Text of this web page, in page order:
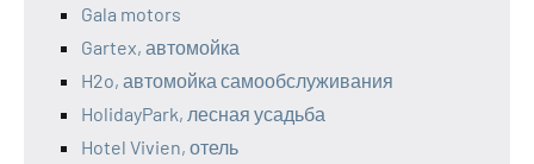
Gala motors
Gartex, автомойка
H2o, автомойка самообслуживания
HolidayPark, лесная усадьба
Hotel Vivien, отель